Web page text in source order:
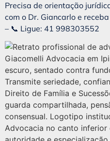
Precisa de orientação
com o Dr. Giancarlo e
– 📞 Ligue: 41 998303552